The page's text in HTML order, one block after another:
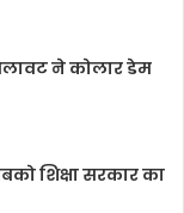
ने कोलार डेम
शिक्षा सरकार का